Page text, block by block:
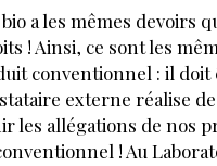
Accédez à tous nos
Soyez informé en avant-
Bénéficiez de tarifs
évènements